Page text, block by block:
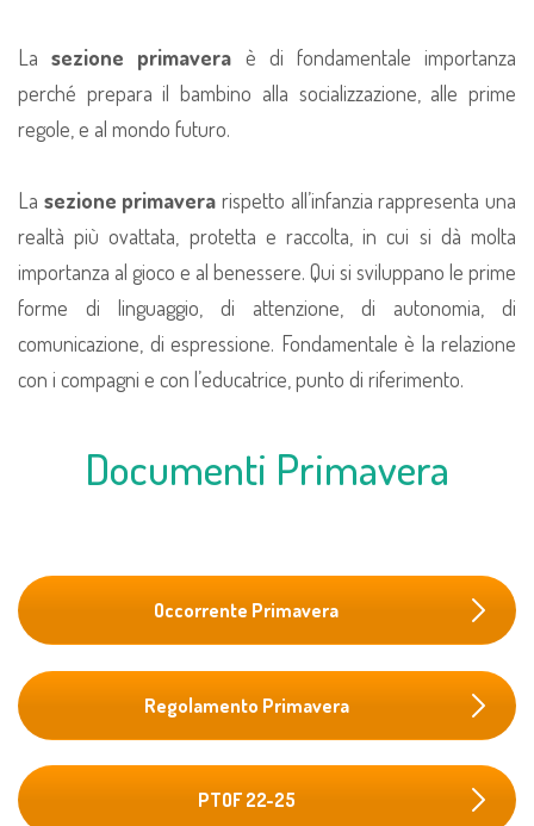
Lasezione primavera è di fondamentale importanza
perché prepara il bambino alla socializzazione, alle prime
regole, e al mondo futuro.
La sezione primavera rispetto all’infanzia rappresenta una
realtà più ovattata, protetta e raccolta, in cui si dà molta
importanza al gioco e al benessere. Qui si sviluppano le prime
forme di linguaggio, di attenzione, di autonomia, di
comunicazione, di espressione. Fondamentale è la relazione
con i compagni e con l’educatrice, punto di riferimento.
Documenti Primavera
Occorrente Primavera
Regolamento Primavera
PTOF 22-25